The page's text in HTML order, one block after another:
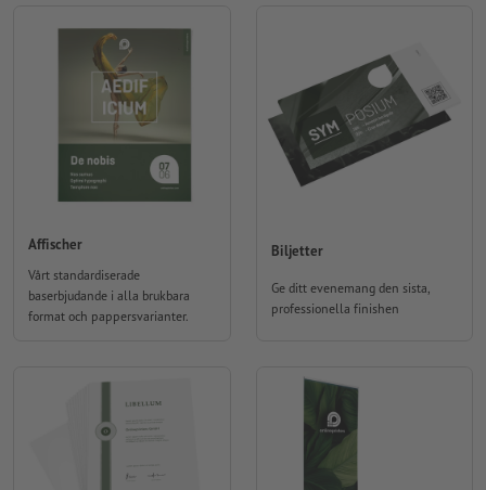
Affischer
Vårt standardiserade
baserbjudande i alla brukbara
format och pappersvarianter.
Biljetter
Ge ditt evenemang den sista,
professionella finishen